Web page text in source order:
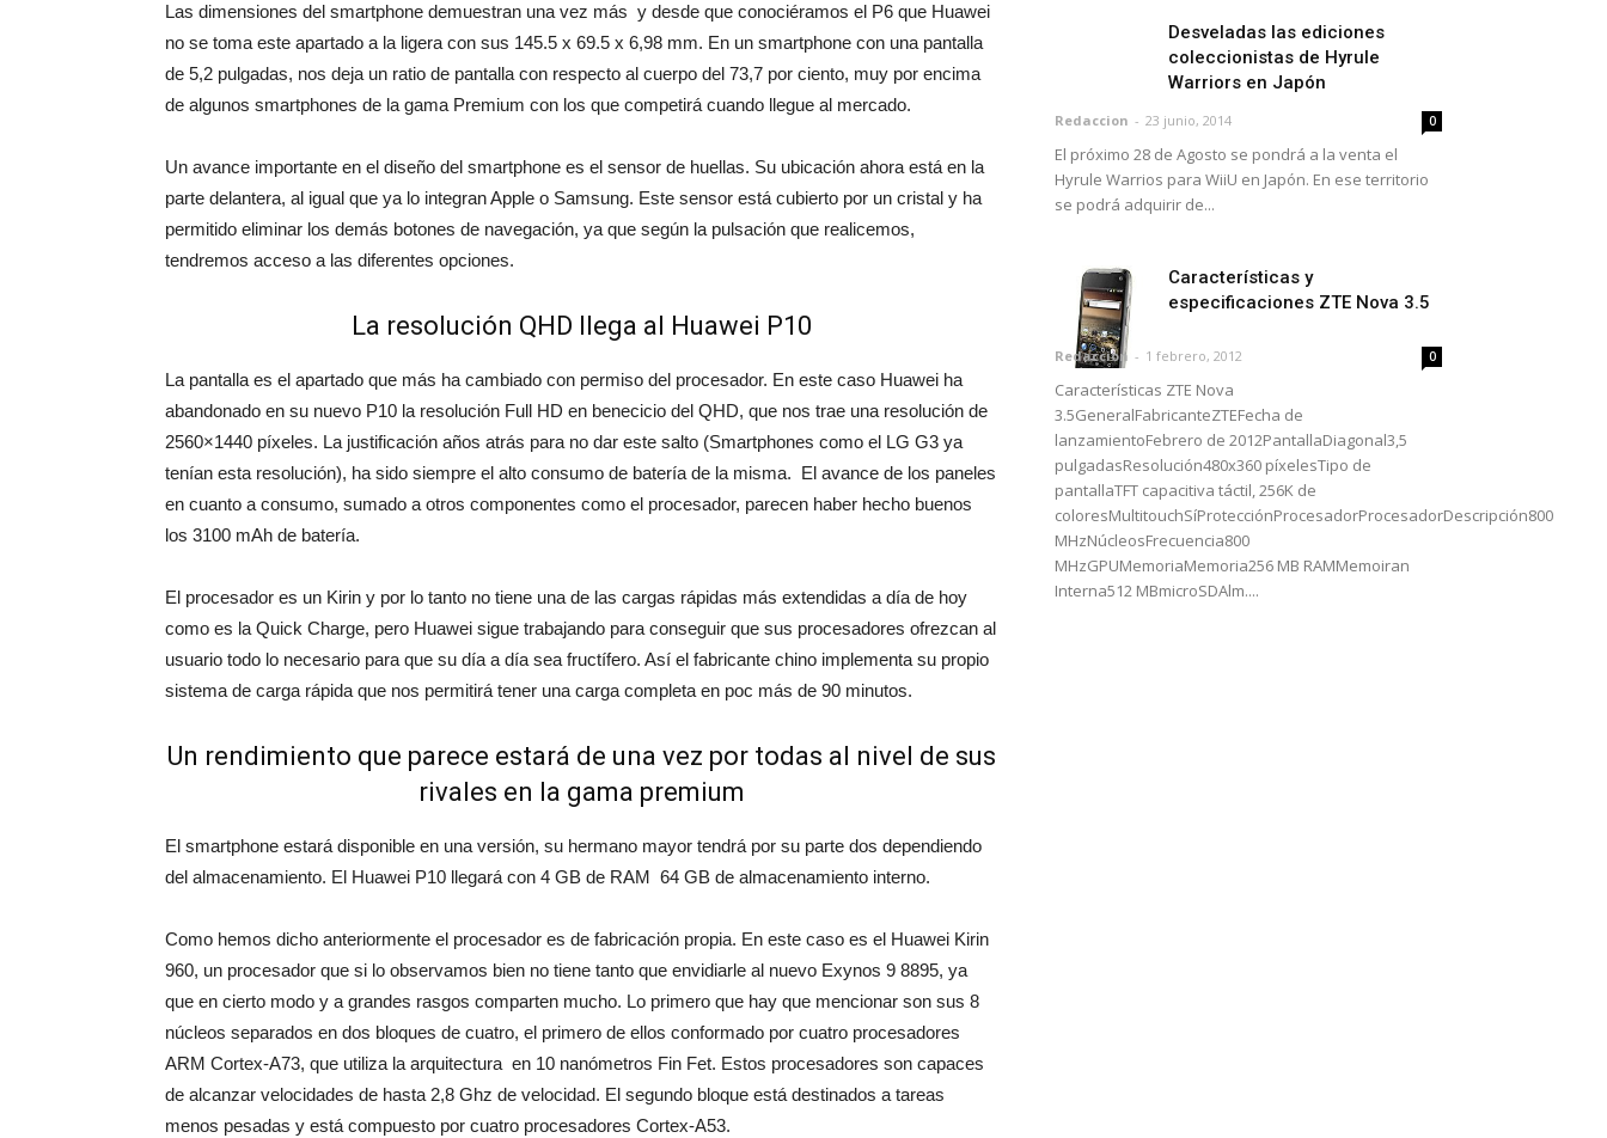
Las dimensiones del smartphone demuestran una vez más y desde que conociéramos el P6 que Huawei
no se toma este apartado a la ligera con sus 145.5 x 69.5 x 6,98 mm. En un smartphone con una pantalla
de 5,2 pulgadas, nos deja un ratio de pantalla con respecto al cuerpo del 73,7 por ciento, muy por encima
de algunos smartphones de la gama Premium con los que competirá cuando llegue al mercado.
Un avance importante en el diseño del smartphone es el sensor de huellas. Su ubicación ahora está en la
parte delantera, al igual que ya lo integran Apple o Samsung. Este sensor está cubierto por un cristal y ha
permitido eliminar los demás botones de navegación, ya que según la pulsación que realicemos,
tendremos acceso a las diferentes opciones.
La resolución QHD llega al Huawei P10
La pantalla es el apartado que más ha cambiado con permiso del procesador. En este caso Huawei ha
abandonado en su nuevo P10 la resolución Full HD en benecicio del QHD, que nos trae una resolución de
2560×1440 píxeles. La justificación años atrás para no dar este salto (Smartphones como el LG G3 ya
tenían esta resolución), ha sido siempre el alto consumo de batería de la misma. El avance de los paneles
en cuanto a consumo, sumado a otros componentes como el procesador, parecen haber hecho buenos
los 3100 mAh de batería.
El procesador es un Kirin y por lo tanto no tiene una de las cargas rápidas más extendidas a día de hoy
como es la Quick Charge, pero Huawei sigue trabajando para conseguir que sus procesadores ofrezcan al
usuario todo lo necesario para que su día a día sea fructífero. Así el fabricante chino implementa su propio
sistema de carga rápida que nos permitirá tener una carga completa en poc más de 90 minutos.
Un rendimiento que parece estará de una vez por todas al nivel de sus
rivales en la gama premium
El smartphone estará disponible en una versión, su hermano mayor tendrá por su parte dos dependiendo
del almacenamiento. El Huawei P10 llegará con 4 GB de RAM 64 GB de almacenamiento interno.
Como hemos dicho anteriormente el procesador es de fabricación propia. En este caso es el Huawei Kirin
960, un procesador que si lo observamos bien no tiene tanto que envidiarle al nuevo Exynos 9 8895, ya
que en cierto modo y a grandes rasgos comparten mucho. Lo primero que hay que mencionar son sus 8
núcleos separados en dos bloques de cuatro, el primero de ellos conformado por cuatro procesadores
ARM Cortex-A73, que utiliza la arquitectura en 10 nanómetros Fin Fet. Estos procesadores son capaces
de alcanzar velocidades de hasta 2,8 Ghz de velocidad. El segundo bloque está destinados a tareas
menos pesadas y está compuesto por cuatro procesadores Cortex-A53.
Desveladas las ediciones
coleccionistas de Hyrule
Warriors en Japón
Redaccion - 23 junio, 2014 0
El próximo 28 de Agosto se pondrá a la venta el
Hyrule Warrios para WiiU en Japón. En ese territorio
se podrá adquirir de...
Características y
especificaciones ZTE Nova 3.5
Redaccion - 1 febrero, 2012 0
Características ZTE Nova
3.5GeneralFabricanteZTEFecha de
lanzamientoFebrero de 2012PantallaDiagonal3,5
pulgadasResolución480x360 píxelesTipo de
pantallaTFT capacitiva táctil, 256K de
coloresMultitouchSíProtecciónProcesadorProcesadorDescripción800
MHzNúcleosFrecuencia800
MHzGPUMemoriaMemoria256 MB RAMMemoiran
Interna512 MBmicroSDAlm....